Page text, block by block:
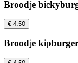
Broodje
€ 4.50
Broodje kipburger